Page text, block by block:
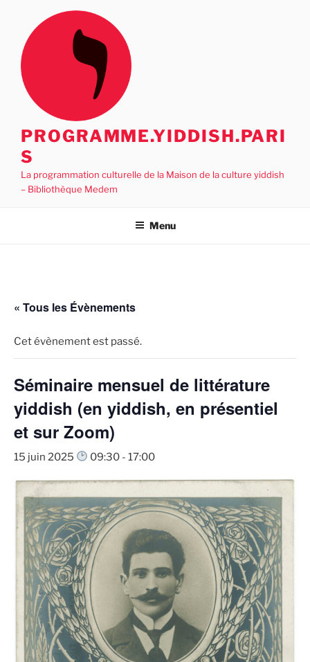
contenu
principal
PROGRAMME.YIDDISH.PARI
S
La programmation culturelle de la Maison de la culture yiddish
– Bibliothèque Medem
Menu
« Tous les Évènements
Cet évènement est passé.
Séminaire mensuel de littérature
yiddish (en yiddish, en présentiel
et sur Zoom)
15 juin 2025 09:30 -17:00